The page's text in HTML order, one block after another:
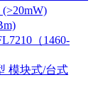
（1460-
模块式/台式